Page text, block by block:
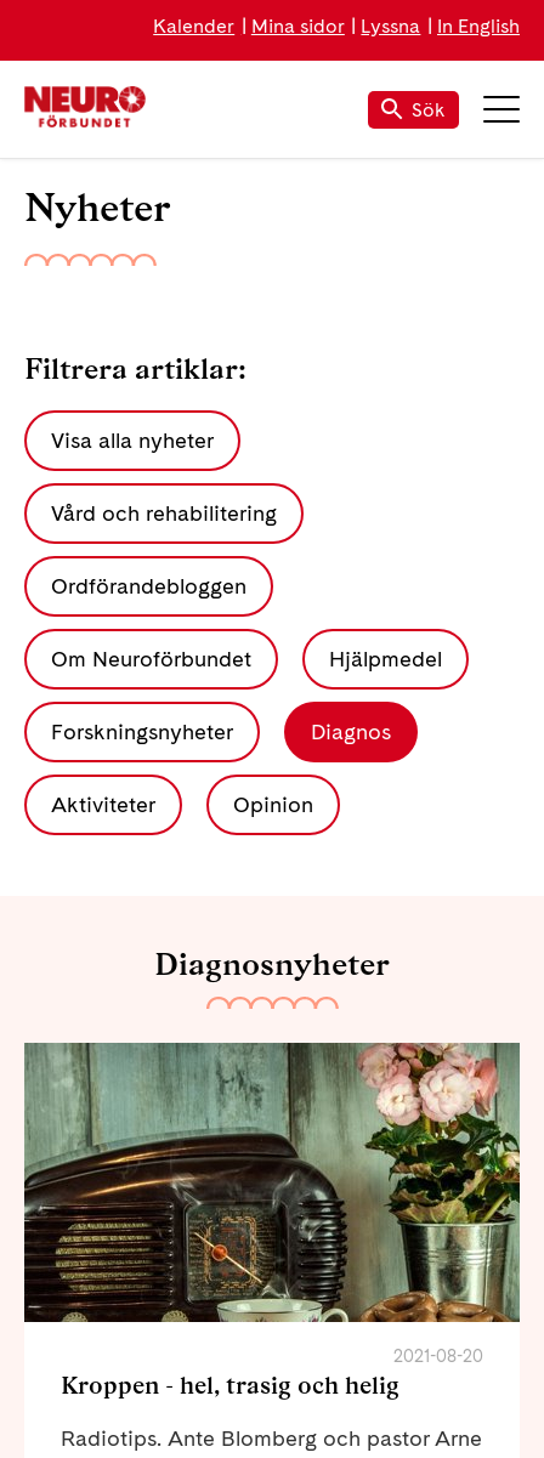
Kalender Mina sidor Lyssna In English
Sök
Nyheter
Filtrera artiklar:
Visa alla nyheter
Vård och rehabilitering
Ordförandebloggen
Om Neuroförbundet Hjälpmedel
Forskningsnyheter Diagnos
Aktiviteter Opinion
Diagnosnyheter
2021-08-20
Kroppen - hel, trasig och helig
Radiotips. Ante Blomberg och pastor Arne